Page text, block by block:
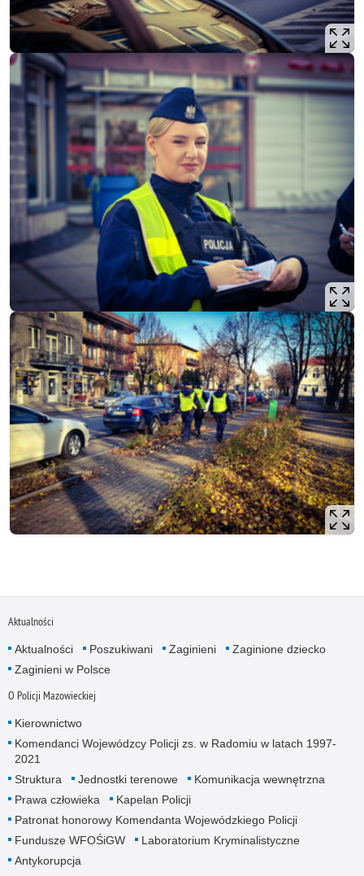
Aktualności
Aktualności Poszukiwani Zaginieni
Zaginione dziecko
Zaginieni w Polsce
O Policji Mazowieckiej
Kierownictwo
Komendanci Wojewódzcy Policji zs. w Radomiu w latach 1997-
2021
Struktura
Jednostki terenowe
Komunikacja wewnętrzna
Prawa człowieka
Kapelan Policji
Patronat honorowy Komendanta Wojewódzkiego Policji
Fundusze WFOŚiGW
Laboratorium Kryminalistyczne
Antykorupcja